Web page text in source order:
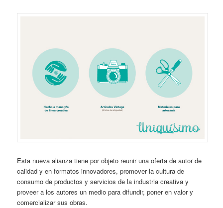
Esta nueva alianza tiene por objeto reunir una oferta de autor de
calidad y en formatos innovadores, promover la cultura de
consumo de productos y servicios de la industria creativa y
proveer a los autores un medio para difundir, poner en valor y
comercializar sus obras.